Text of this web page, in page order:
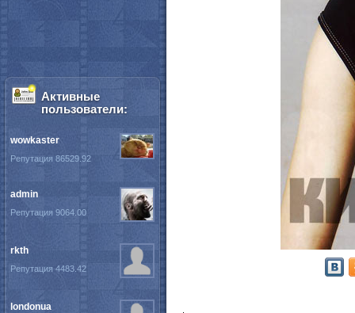
Активные
пользователи:
wowkaster
Репутация 86529.92
admin
Репутация 9064.00
rkth
Репутация 4483.42
londonua